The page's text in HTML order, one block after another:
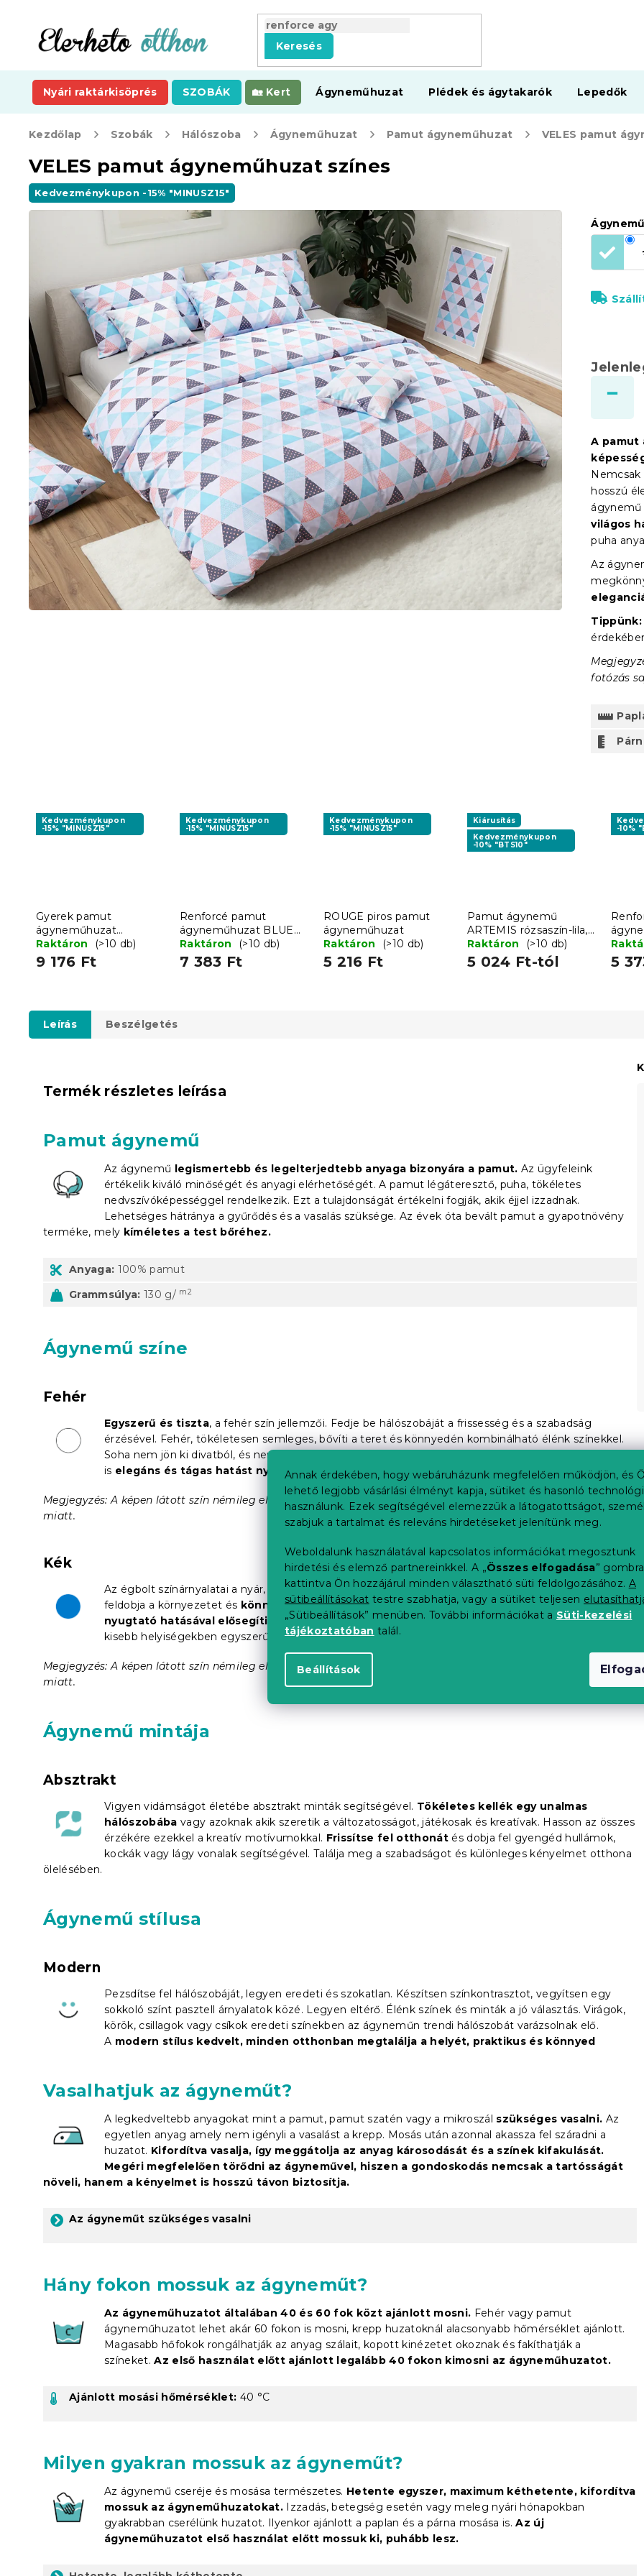
Annak érdekében, hogy webáruházunk megfelelően működjön, és
lehető legjobb vásárlási élményt kapja, sütiket és hasonló
használunk. Ezek segítségével elemezzük a látogatottságot,
szabjuk a tartalmat és releváns hirdetéseket jelenítünk meg.
Weboldalunk használatával kapcsolatos információkat megosztunk
hirdetési és elemző partnereinkkel. A „Összes elfogadása” gombra
kattintva Ön hozzájárul minden választható süti feldolgozásához. A
sütibeállításokat testre szabhatja, vagy a sütiket teljesen
„Sütibeállítások” menüben. További információkat a Süti-kezelési
tájékoztatóban talál.
Beállítások
tartalomhoz
Keresés
Nyári raktárkisöprés SZOBÁK Kert Ágyneműhuzat Plédek és ágytakarók Lepedők
Kezdőlap Szobák Hálószoba Ágyneműhuzat Pamut ágyneműhuzat
VELES pamut ágyneműhuzat színes
Kedvezménykupon -15% "MINUSZ15"
A pamut
hosszú
világos
puha
Az
Tippünk:
fotózás
Kedvezménykupon
-15% "MINUSZ15"
Gyerek pamut
ágyneműhuzat
JURASSIC WORLD
VOLCANO színes
Raktáron (>10 db)
9 176 Ft
Kedvezménykupon
-15% "MINUSZ15"
Renforcé pamut
ágyneműhuzat BLUE
LINE kék
Raktáron (>10 db)
7 383 Ft
Kedvezménykupon
-15% "MINUSZ15"
ROUGE piros pamut
ágyneműhuzat
Raktáron
(>10 db)
5 216 Ft
Kiárusítás
Kedvezménykupon
-10% "BTS10"
Pamut ágynemű
ARTEMIS rózsaszín-lila,
100% pamut
Raktáron (>10 db)
5 024 Ft-tól
-10%
5
Leírás Beszélgetés
Termék részletes leírása
Pamut ágynemű
Az ágynemű legismertebb és legelterjedtebb anyaga bizonyára a pamut. Az ügyfeleink
értékelik kiváló minőségét és anyagi elérhetőségét. A pamut légáteresztő, puha, tökéletes
nedvszívóképességgel rendelkezik. Ezt a tulajdonságát értékelni fogják, akik éjjel izzadnak.
Lehetséges hátránya a gyűrődés és a vasalás szüksége. Az évek óta bevált pamut a gyapotnövény
terméke, mely kíméletes a test bőréhez.
Anyaga: 100% pamut
Grammsúlya: 130 g/ m2
Ágynemű színe
Fehér
Egyszerű és tiszta, a fehér szín jellemzői. Fedje be hálószobáját a frissesség és a szabadság
érzésével. Fehér, tökéletesen semleges, bővíti a teret és könnyedén kombinálható élénk színekkel.
Soha nem jön ki divatból, és nem veszíti el vonzerejét. Egyaránt nagy és kis helyiségekben
is elegáns és tágas hatást nyújt.
Megjegyzés: A képen látott szín némileg eltérhet a valóságtól a fotózás sajátosságai és a kijelző beállításai
miatt.
Kék
Az égbolt színárnyalatai a nyár, víz és a tisztaság érzését idézik elő. Megbízhatóság és a béke színe
feldobja a környezetet és könnyedén kombinálható.Hálószobákban kedvelt szín,hűsítő és
nyugtató hatásával elősegíti az álmodozást.Halvány árnyalatai kisebb különösen jól mutatnak
kisebb helyiségekben egyszerű tartozékokkal.
Megjegyzés: A képen látott szín némileg eltérhet a valóságtól a fotózás sajátosságai és a kijelző beállításai
miatt.
Ágynemű mintája
Absztrakt
Vigyen vidámságot életébe absztrakt minták segítségével. Tökéletes kellék egy unalmas
hálószobába vagy azoknak akik szeretik a változatosságot, játékosak és kreatívak. Hasson az összes
érzékére ezekkel a kreatív motívumokkal. Frissítse fel otthonát és dobja fel gyengéd hullámok,
kockák vagy lágy vonalak segítségével. Találja meg a szabadságot és különleges kényelmet otthona
ölelésében.
Ágynemű stílusa
Modern
Pezsdítse fel hálószobáját, legyen eredeti és szokatlan. Készítsen színkontrasztot, vegyítsen egy
sokkoló színt pasztell árnyalatok közé. Legyen eltérő. Élénk színek és minták a jó választás. Virágok,
körök, csillagok vagy csíkok eredeti színekben az ágyneműn trendi hálószobát varázsolnak elő.
A modern stílus kedvelt, minden otthonban megtalálja a helyét, praktikus és könnyed
Vasalhatjuk az ágyneműt?
A legkedveltebb anyagokat mint a pamut, pamut szatén vagy a mikroszál szükséges vasalni. Az
egyetlen anyag amely nem igényli a vasalást a krepp. Mosás után azonnal akassza fel száradni a
huzatot. Kifordítva vasalja, így meggátolja az anyag károsodását és a színek kifakulását.
Megéri megfelelően törődni az ágyneművel, hiszen a gondoskodás nemcsak a tartósságát
növeli, hanem a kényelmet is hosszú távon biztosítja.
Az ágyneműt szükséges vasalni
Hány fokon mossuk az ágyneműt?
Az ágyneműhuzatot általában 40 és 60 fok közt ajánlott mosni. Fehér vagy pamut
ágyneműhuzatot lehet akár 60 fokon is mosni, krepp huzatoknál alacsonyabb hőmérséklet ajánlott.
Magasabb hőfokok rongálhatják az anyag szálait, kopott kinézetet okoznak és fakíthatják a
színeket. Az első használat előtt ajánlott legalább 40 fokon kimosni az ágyneműhuzatot.
Ajánlott mosási hőmérséklet: 40 °C
Milyen gyakran mossuk az ágyneműt?
Az ágynemű cseréje és mosása természetes. Hetente egyszer, maximum kéthetente, kifordítva
mossuk az ágyneműhuzatokat. Izzadás, betegség esetén vagy meleg nyári hónapokban
gyakrabban cserélünk huzatot. Ilyenkor ajánlott a paplan és a párna mosása is. Az új
ágyneműhuzatot első használat előtt mossuk ki, puhább lesz.